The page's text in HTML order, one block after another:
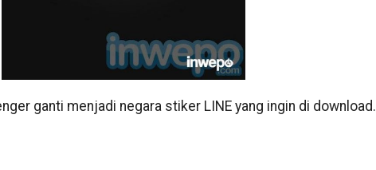
ganti menjadi negara stiker LINE yang ingin di download.